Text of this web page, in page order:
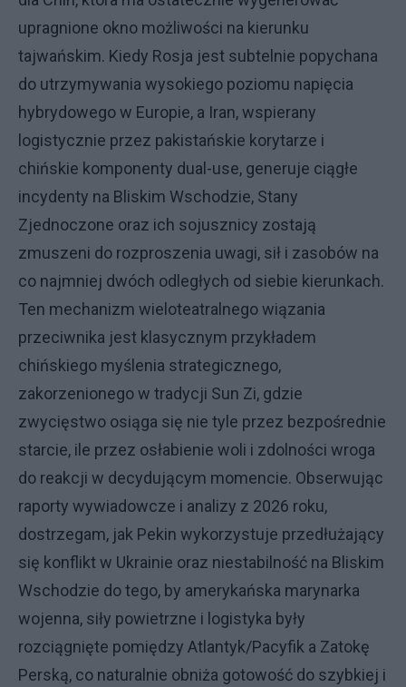
upragnione okno możliwości na kierunku
tajwańskim. Kiedy Rosja jest subtelnie popychana
do utrzymywania wysokiego poziomu napięcia
hybrydowego w Europie, a Iran, wspierany
logistycznie przez pakistańskie korytarze i
chińskie komponenty dual-use, generuje ciągłe
incydenty na Bliskim Wschodzie, Stany
Zjednoczone oraz ich sojusznicy zostają
zmuszeni do rozproszenia uwagi, sił i zasobów na
co najmniej dwóch odległych od siebie kierunkach.
Ten mechanizm wieloteatralnego wiązania
przeciwnika jest klasycznym przykładem
chińskiego myślenia strategicznego,
zakorzenionego w tradycji Sun Zi, gdzie
zwycięstwo osiąga się nie tyle przez bezpośrednie
starcie, ile przez osłabienie woli i zdolności wroga
do reakcji w decydującym momencie. Obserwując
raporty wywiadowcze i analizy z 2026 roku,
dostrzegam, jak Pekin wykorzystuje przedłużający
się konflikt w Ukrainie oraz niestabilność na Bliskim
Wschodzie do tego, by amerykańska marynarka
wojenna, siły powietrzne i logistyka były
rozciągnięte pomiędzy Atlantyk/Pacyfik a Zatokę
Perską, co naturalnie obniża gotowość do szybkiej i